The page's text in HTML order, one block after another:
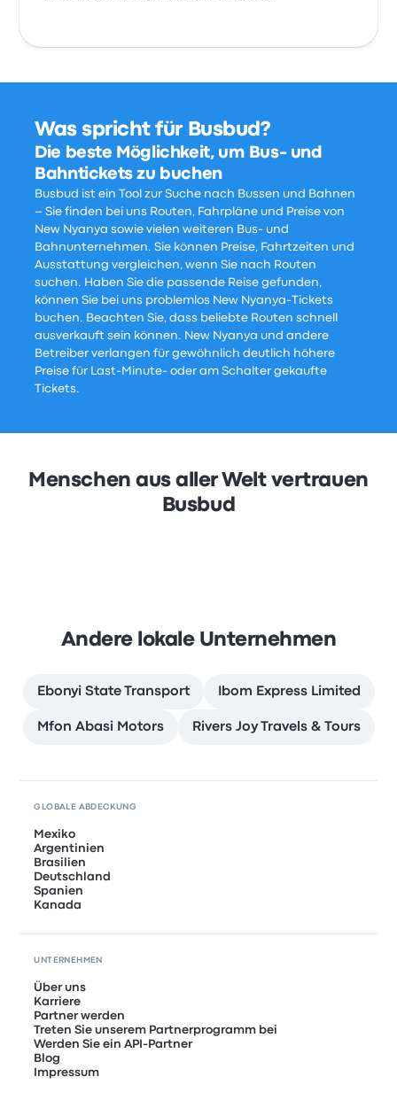
Was spricht für Busbud?
Die beste Möglichkeit, um Bus- und
Bahntickets zu buchen
Busbud ist ein Tool zur Suche nach Bussen und Bahnen
– Sie finden bei uns Routen, Fahrpläne und Preise von
New Nyanya sowie vielen weiteren Bus- und
Bahnunternehmen. Sie können Preise, Fahrtzeiten und
Ausstattung vergleichen, wenn Sie nach Routen
suchen. Haben Sie die passende Reise gefunden,
können Sie bei uns problemlos New Nyanya-Tickets
buchen. Beachten Sie, dass beliebte Routen schnell
ausverkauft sein können. New Nyanya und andere
Betreiber verlangen für gewöhnlich deutlich höhere
Preise für Last-Minute- oder am Schalter gekaufte
Tickets.
Menschen aus aller Welt vertrauen
Busbud
Andere lokale Unternehmen
Ebonyi State Transport Ibom Express Limited
Mfon Abasi Motors Rivers Joy Travels & Tours
GLOBALE ABDECKUNG
Mexiko
Argentinien
Brasilien
Deutschland
Spanien
Kanada
UNTERNEHMEN
Über uns
Karriere
Partner werden
Treten Sie unserem Partnerprogramm bei
Werden Sie ein API-Partner
Blog
Impressum